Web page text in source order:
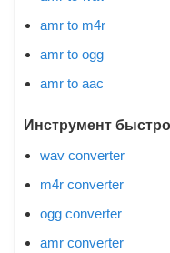
amr to m4r
amr to ogg
amr to aac
Инструмент
wav converter
m4r converter
ogg converter
amr converter